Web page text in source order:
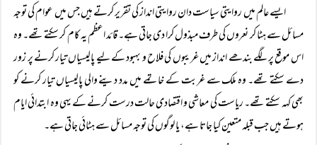
ایسے عالم میں روایتی سیاست دان روایتی انداز کی تقریر کرتے ہیں جس میں عوام کی توجہ
مسائل سے ہٹا کر نعروں کی طرف مبذول کرا دی جاتی ہے۔ قائد اعظم یہ کام کر سکتے تھے۔ وہ
اس موقع پر لگے بندھے انداز میں غریبوں کی فلاح و بہبود کے لیے پالیسیاں تیار کرنے پر زور
دے سکتے تھے۔ وہ ملک سے غربت کے خاتمے میں مدد دینے والی پالیسیاں تیار کرنے کو
بھی کہہ سکتے تھے۔ ریاست کی معاشی و اقتصادی حالت درست کرنے کے یہی وہ ابتدائی ایام
ہوتے ہیں جب قبلہ متعین کیا جاتا ہے، یا لوگوں کی توجہ مسائل سے ہٹائی جاتی ہے۔